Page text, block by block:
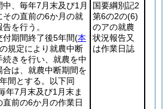
中、毎年7月末及び1月
その直前の6か月の就
を行う。
付期間終了後5年間(本
の規定により就農中断
続きを行い、就農を中
合は、就農中断期間を
間とする。以下同
毎年7月末及び1月末ま
直前の6か月の作業日
国要綱別記2
第6の2の(6)
のアの就農
状況報告又
は作業日誌